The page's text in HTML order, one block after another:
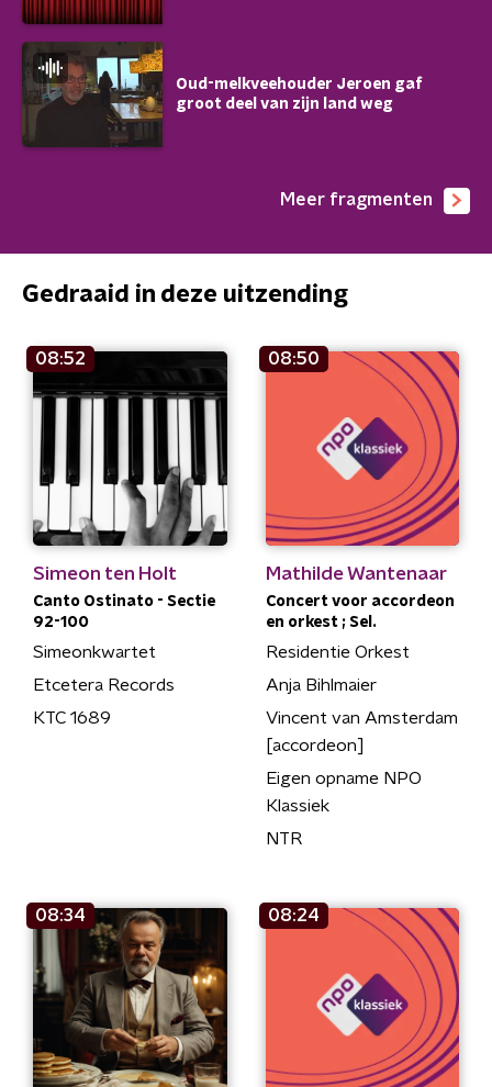
Oud-melkveehouder Jeroen gaf
groot deel van zijn land weg
Meer fragmenten
Gedraaid in deze uitzending
08:52
Simeon ten Holt
Canto Ostinato - Sectie
92-100
Simeonkwartet
Etcetera Records
KTC 1689
08:50
Mathilde Wantenaar
Concert voor accordeon
en orkest ; Sel.
Residentie Orkest
Anja Bihlmaier
Vincent van Amsterdam
[accordeon]
Eigen opname NPO
Klassiek
NTR
08:34 08:24